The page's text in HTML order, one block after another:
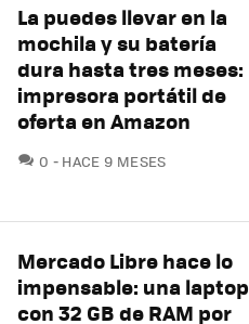
La puedes llevar en la
mochila y su batería
dura hasta tres meses:
impresora portátil de
oferta en Amazon
0 COMENTARIOS
HACE 9 MESES
Mercado Libre hace lo
impensable: una laptop
con 32 GB de RAM por